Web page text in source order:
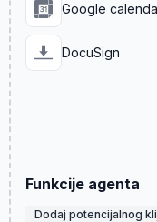
Google
DocuSign
Funkcije agenta
Dodaj potencijalnog